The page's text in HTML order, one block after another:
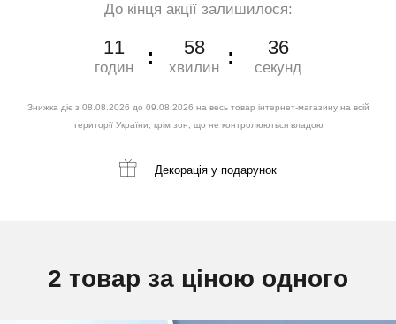
До кінця акції залишилося:
11
годин
58
хвилин
35
секунд
Знижка діє з 08.08.2026 до 09.08.2026 на весь товар інтернет-магазину на всій
території України, крім зон, що не контролюються владою
Декорація у подарунок
2 товар за ціною одного